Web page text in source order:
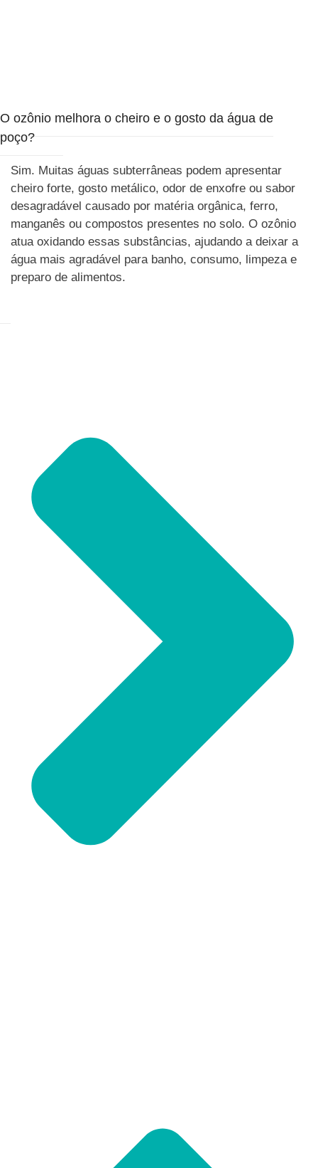
O ozônio melhora o cheiro e o gosto da água de
poço?
Sim. Muitas águas subterrâneas podem apresentar
cheiro forte, gosto metálico, odor de enxofre ou sabor
desagradável causado por matéria orgânica, ferro,
manganês ou compostos presentes no solo. O ozônio
atua oxidando essas substâncias, ajudando a deixar a
água mais agradável para banho, consumo, limpeza e
preparo de alimentos.